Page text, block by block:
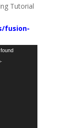
Tutorial
fusion-